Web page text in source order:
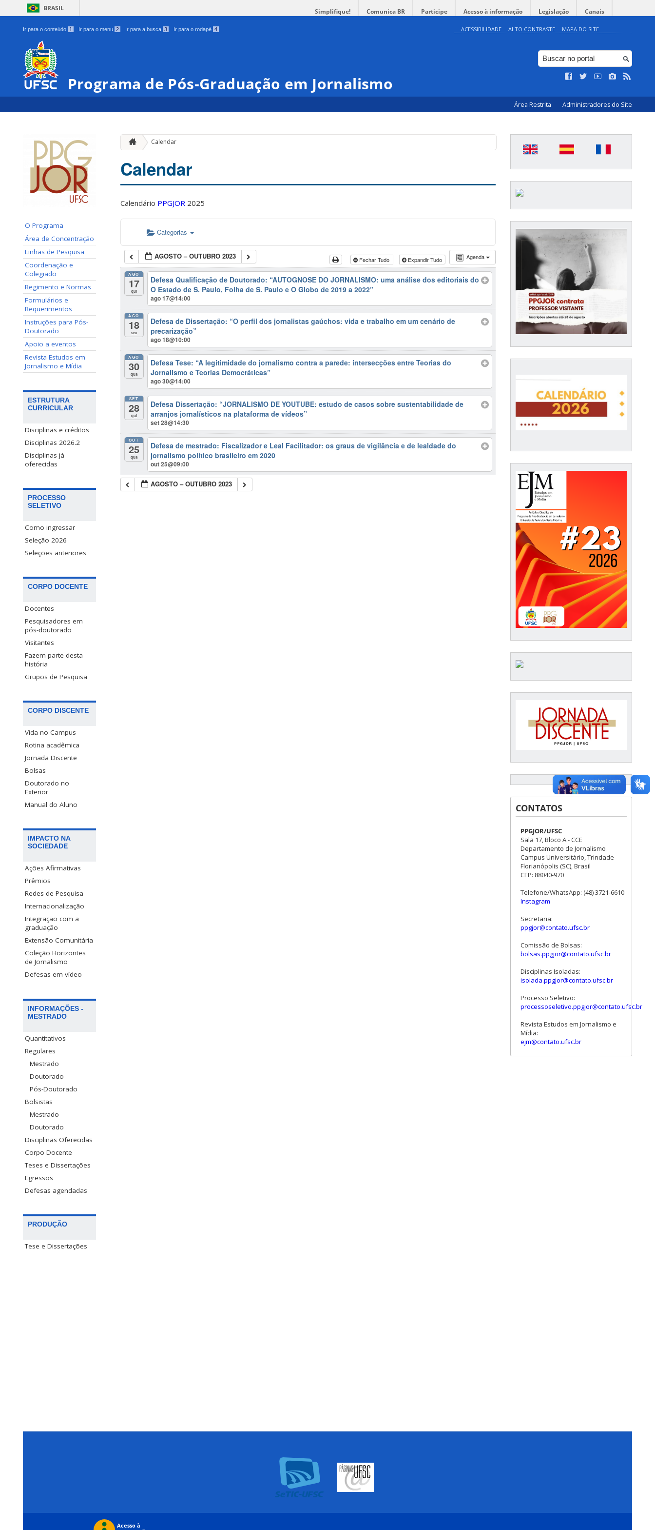
BRASIL Simplifique! Comunica BR Participe Acesso à informação Legislação Canais
Ir para o conteúdo 1 Ir para o menu 2 Ir para a busca 3 Ir para o rodapé 4 ACESSIBILIDADE ALTO CONTRASTE MAPA DO SITE
Programa de Pós-Graduação em Jornalismo
Área Restrita Administradores do Site
O Programa
Área de Concentração
Linhas de Pesquisa
Coordenação e
Colegiado
Regimento e Normas
Formulários e
Requerimentos
Instruções para Pós-
Doutorado
Apoio a eventos
Revista Estudos em
Jornalismo e Mídia
ESTRUTURA
CURRICULAR
Disciplinas e créditos
Disciplinas 2026.2
Disciplinas já
oferecidas
PROCESSO
SELETIVO
Como ingressar
Seleção 2026
Seleções anteriores
CORPO DOCENTE
Docentes
Pesquisadores em
pós-doutorado
Visitantes
Fazem parte desta
história
Grupos de Pesquisa
CORPO DISCENTE
Vida no Campus
Rotina acadêmica
Jornada Discente
Bolsas
Doutorado no
Exterior
Manual do Aluno
IMPACTO NA
SOCIEDADE
Ações Afirmativas
Prêmios
Redes de Pesquisa
Internacionalização
Integração com a
graduação
Extensão Comunitária
Coleção Horizontes
de Jornalismo
Defesas em vídeo
INFORMAÇÕES -
MESTRADO
Quantitativos
Regulares
Mestrado
Doutorado
Pós-Doutorado
Bolsistas
Mestrado
Doutorado
Disciplinas Oferecidas
Corpo Docente
Teses e Dissertações
Egressos
Defesas agendadas
PRODUÇÃO
Tese e Dissertações
Calendar
Calendar
Calendário PPGJOR 2025
Categorias
Agenda
AGOSTO – OUTUBRO 2023 Fechar Tudo Expandir Tudo
AGO
17
qui
Defesa Qualificação de Doutorado: “AUTOGNOSE DO JORNALISMO: uma análise dos editoriais do
O Estado de S. Paulo, Folha de S. Paulo e O Globo de 2019 a 2022”
ago 17@14:00
AGO
18
sex
Defesa de Dissertação: “O perfil dos jornalistas gaúchos: vida e trabalho em um cenário de
precarização”
ago 18@10:00
AGO
30
qua
Defesa Tese: “A legitimidade do jornalismo contra a parede: intersecções entre Teorias do
Jornalismo e Teorias Democráticas”
ago 30@14:00
SET
28
qui
Defesa Dissertação: “JORNALISMO DE YOUTUBE: estudo de casos sobre sustentabilidade de
arranjos jornalísticos na plataforma de vídeos”
set 28@14:30
OUT
25
qua
Defesa de mestrado: Fiscalizador e Leal Facilitador: os graus de vigilância e de lealdade do
jornalismo político brasileiro em 2020
out 25@09:00
AGOSTO – OUTUBRO 2023
CONTATOS
PPGJOR/UFSC
Sala 17, Bloco A - CCE
Departamento de Jornalismo
Campus Universitário, Trindade
Florianópolis (SC), Brasil
CEP: 88040-970
Telefone/WhatsApp: (48) 3721-6610
Instagram
Secretaria:
ppgjor@contato.ufsc.br
Comissão de Bolsas:
bolsas.ppgjor@contato.ufsc.br
Disciplinas Isoladas:
isolada.ppgjor@contato.ufsc.br
Processo Seletivo:
processoseletivo.ppgjor@contato.ufsc.br
Revista Estudos em Jornalismo e
Mídia:
ejm@contato.ufsc.br